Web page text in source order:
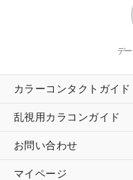
デー
カラーコンタクトガイド
乱視用カラコンガイド
お問い合わせ
マイページ